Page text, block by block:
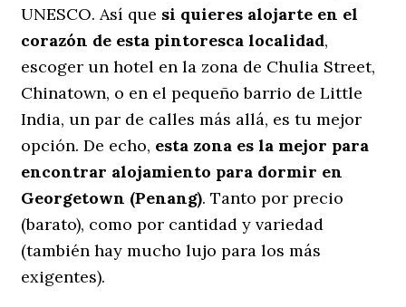
UNESCO. Así que si quieres alojarte en el
corazón de esta pintoresca localidad,
escoger un hotel en la zona de Chulia Street,
Chinatown, o en el pequeño barrio de Little
India, un par de calles más allá, es tu mejor
opción. De echo, esta zona es la mejor para
encontrar alojamiento para dormir en
Georgetown (Penang). Tanto por precio
(barato), como por cantidad y variedad
(también hay mucho lujo para los más
exigentes).